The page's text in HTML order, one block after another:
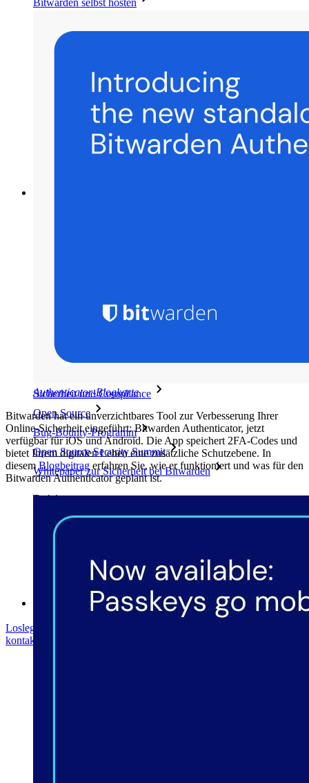
Konto-Wiederherstellung
Passwort-Generator
Wie sicher ist mein Passwort?
Passphrasen-Generator
Erfolgsgeschichten
Sicherheit und Vertrauen
Sicherheit und Compliance
Open Source
Bug-Bounty-Programm
Open Source Security Summit
Whitepaper zur Sicherheit bei Bitwarden
Training
Hilfe-Center
Community-Forum
Dienstleistungen für Unternehmen
Loslegen
kontaktieren
Authenticator-Blogkarte
Bitwarden hat ein unverzichtbares Tool zur Verbesserung Ihrer
Online-Sicherheit eingeführt: Bitwarden Authenticator, jetzt
verfügbar für iOS und Android. Die App speichert 2FA-Codes und
bietet Ihrem digitalen Leben eine zusätzliche Schutzebene. In
diesemBlogbeitrag erfahren Sie, wie er funktioniert und was für den
Bitwarden Authenticator geplant ist.